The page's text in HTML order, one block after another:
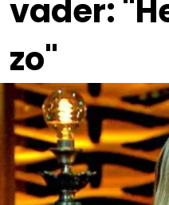
vader:
zo"